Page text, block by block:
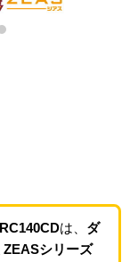
は、 ダ
ZEASシリーズ